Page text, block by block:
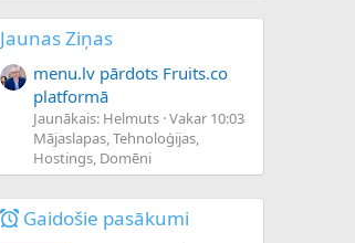
Jaunas Ziņas
menu.lv pārdots Fruits.co
platformā
Jaunākais: Helmuts Vakar 10:03
Mājaslapas, Tehnoloģijas,
Hostings, Domēni
Gaidošie pasākumi